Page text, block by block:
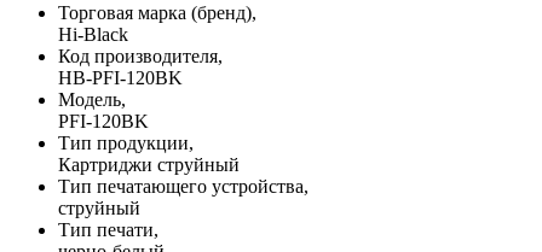
Торговая марка (бренд),
Hi-Black
Код производителя,
HB-PFI-120BK
Модель,
PFI-120BK
Тип продукции,
Картриджи струйный
Тип печатающего устройства,
струйный
Тип печати,